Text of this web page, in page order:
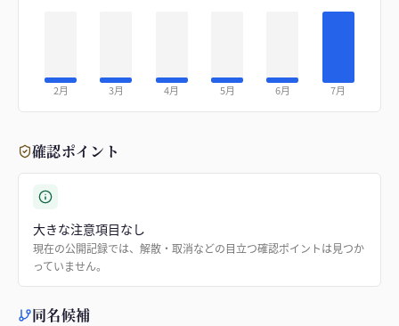
2月 3月 4月 5月 6月 7月
確認ポイント
大きな注意項目なし
現在の公開記録では、解散・取消などの目立つ確認ポイントは見つか
っていません。
同名候補